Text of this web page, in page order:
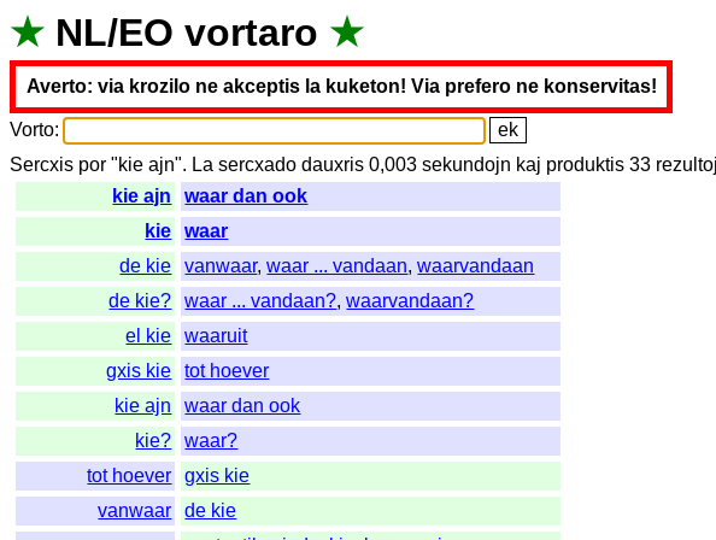
★ NL/EO vortaro ★
Averto: via krozilo ne akceptis la kuketon! Via prefero ne konservitas!
Vorto:
Sercxis por "kie ajn". La sercxado dauxris 0,003sekundojn kaj produktis 33
kie ajn
waar dan ook
kie
waar
de kie
vanwaar,waar ... vandaan,waarvandaan
de kie?
waar ... vandaan?,waarvandaan?
el kie
waaruit
gxis kie
tot hoever
kie ajn
waar dan ook
kie?
waar?
tot hoever
gxis kie
vanwaar
de kie